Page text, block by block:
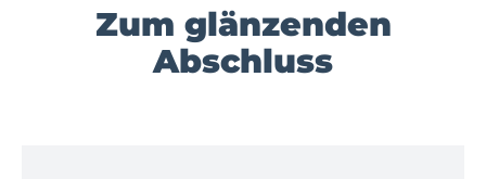
Zum glänzenden
Abschluss